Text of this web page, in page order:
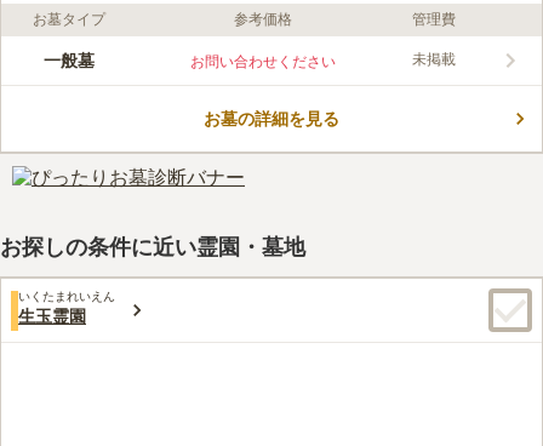
ライフドット編集部のコメント
鶴橋霊園は、バリアフリー設計の霊園です。 車椅子の方やベビ
す。 お墓掃除の道具を沢山持参する必要がないのは嬉しいポイ
なざしで温かく見守ってくれます。
口コミ評価
いところが無いので自家用車やバスにて、別の場所に移動している。
口コミの続きを読む
お墓タイプ 参考価格 管理費
一般墓 お問い合わせください 未掲載
お墓の詳細を見る
お探しの条件に近い霊園・墓地
いくたまれいえん
生玉霊園